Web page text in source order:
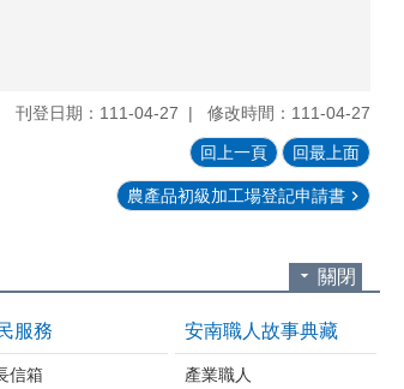
刊登日期：111-04-27 修改時間：111-04-27
回上一頁 回最上面
農產品初級加工場登記申請書
關閉
服務
信箱
安南職人故事典藏
產業職人